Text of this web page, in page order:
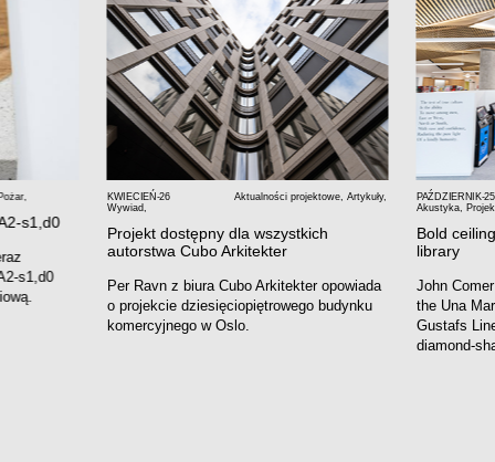
,
s1,d0
s1,d0
KWIECIEŃ-26 Aktualności projektowe, Artykuły,
Wywiad
Projekt dostępny dla wszystkich
autorstwa Cubo Arkitekter
Per Ravn z biura Cubo Arkitekter opowiada
o projekcie dziesięciopiętrowego budynku
komercyjnego w Oslo.
PAŹDZIERNIK-25
Akustyka,
Bold
library
John
the Una
Gustafs
diamond-